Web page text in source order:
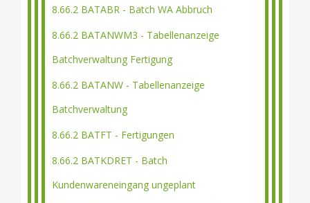
8.66.2 BATABR - Batch WA Abbruch
8.66.2 BATANWM3 - Tabellenanzeige
Batchverwaltung Fertigung
8.66.2 BATANW - Tabellenanzeige
Batchverwaltung
8.66.2 BATFT - Fertigungen
8.66.2 BATKDRET - Batch
Kundenwareneingang ungeplant